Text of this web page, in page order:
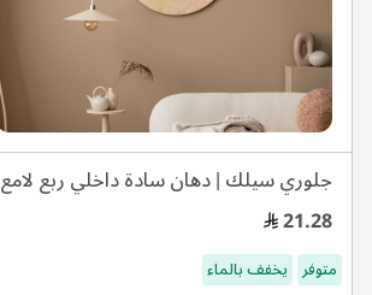
جلوري سيلك | دهان سادة داخلي ربع لامع
21.28
متوفر يخفف بالماء